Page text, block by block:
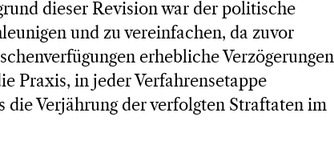
dieser Revision war der politische
und zu vereinfachen, da zuvor
erhebliche Verzögerungen
Praxis, in jeder Verfahrensetappe
die Verjährung der verfolgten Straftaten im